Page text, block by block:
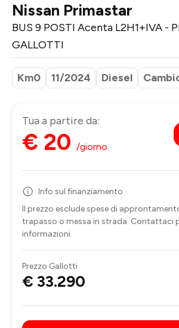
Nissan Primastar
BUS 9 POSTI Acenta L2H1+IVA -
GALLOTTI
Km0 11/2024 Diesel
Tua a partire da:
€ 20 /giorno
Info sul finanziamento
Il prezzo esclude spese di
trapasso o messa in strada. Contattaci
informazioni
Prezzo Gallotti
€ 33.290